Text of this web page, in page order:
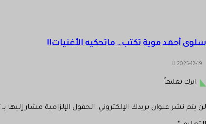
سلوى أحمد موية تكتب… ماتحكيه الأغنيات!!
2025-12-19
اترك تعليقاً
لن يتم نشر عنوان بريدك الإلكتروني. الحقول الإلزامية مشار إليها بـ